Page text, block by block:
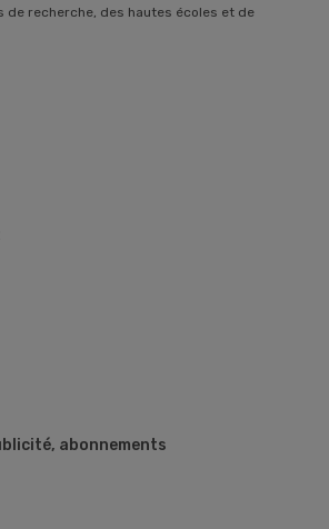
de recherche, des hautes écoles et de
abonnements